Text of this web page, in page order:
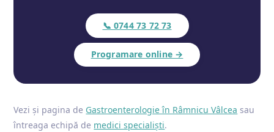
📞 0744 73 72 73
Programare online →
Vezi și pagina de Gastroenterologie în Râmnicu Vâlcea sau
întreaga echipă de medici specialiști.